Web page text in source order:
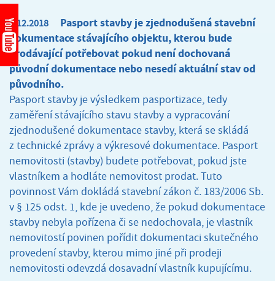
6.12.2018
Pasport stavby je zjednodušená stavební
dokumentace stávajícího objektu, kterou bude
prodávající potřebovat pokud není dochovaná
původní dokumentace nebo nesedí aktuální stav od
původního.
Pasport stavby je výsledkem pasportizace, tedy
zaměření stávajícího stavu stavby a vypracování
zjednodušené dokumentace stavby, která se skládá
z technické zprávy a výkresové dokumentace. Pasport
nemovitosti (stavby) budete potřebovat, pokud jste
vlastníkem a hodláte nemovitost prodat. Tuto
povinnost Vám dokládá stavební zákon č. 183/2006 Sb.
v § 125 odst. 1, kde je uvedeno, že pokud dokumentace
stavby nebyla pořízena či se nedochovala, je vlastník
nemovitostí povinen pořídit dokumentaci skutečného
provedení stavby, kterou mimo jiné při prodeji
nemovitosti odevzdá dosavadní vlastník kupujícímu.